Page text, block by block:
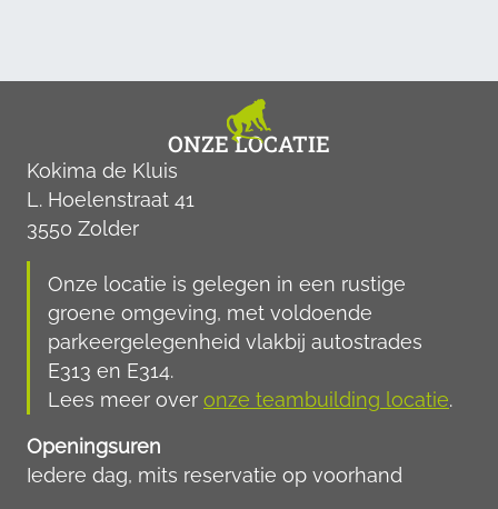
ONZE LOCATIE
Kokima de Kluis
L. Hoelenstraat 41
3550 Zolder
Onze locatie is gelegen in een rustige
groene omgeving, met voldoende
parkeergelegenheid vlakbij autostrades
E313 en E314.
Lees meer over onze teambuilding locatie.
Openingsuren
Iedere dag, mits reservatie op voorhand